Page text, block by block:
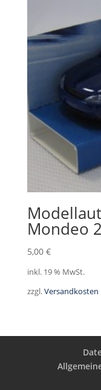
Mondeo
5,00 €
inkl. 19 % MwSt.
zzgl.Versandkosten